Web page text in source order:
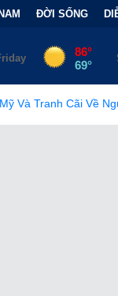
ĐỜI SỐNG
Gốc SARS-CoV-2